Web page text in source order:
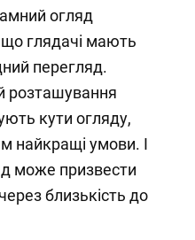
огляд
глядачі мають
перегляд.
розташування
кути огляду,
найкращі умови. І
може призвести
близькість до